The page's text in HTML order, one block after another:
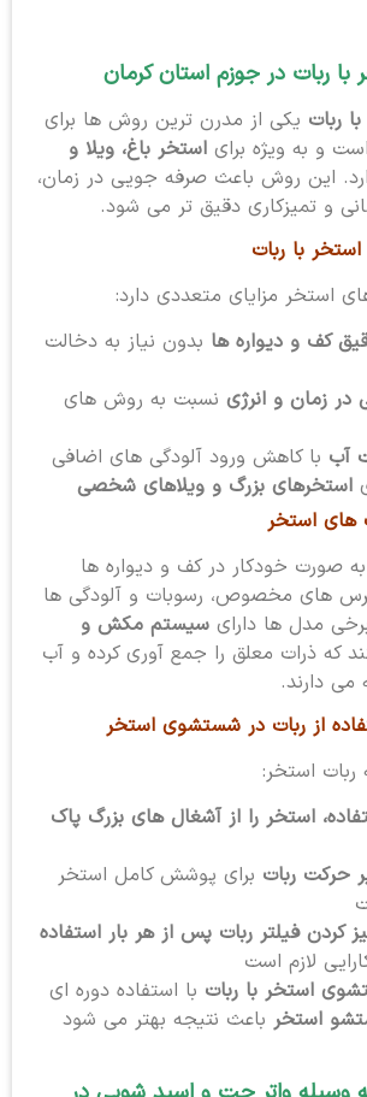
ربات در جوزم استان کرمان
رباتیکی از مدرن ترین روش ها برای
و به ویژه برای استخر باغ، ویلا و
این روش باعث صرفه جویی در زمان،
و تمیزکاری دقیق تر می شود.
با ربات
استخر مزایای متعددی دارد:
کف و دیواره هابدون نیاز به دخالت
زمان و انرژینسبت به روش های
آببا کاهش ورود آلودگی های اضافی
استخرهای بزرگ و ویلاهای شخصی
های استخر
صورت خودکار در کف و دیواره ها
های مخصوص، رسوبات و آلودگی ها
مدل ها دارای سیستم مکش و
که ذرات معلق را جمع آوری کرده و آب
می دارند.
از ربات در شستشوی استخر
ربات استخر:
استخر را از آشغال های بزرگ پاک
حرکت رباتبرای پوشش کامل استخر
کردن فیلتر ربات پس از هر بار استفاده
لازم است
استخر با رباتبا استفاده دوره ای
استخرباعث نتیجه بهتر می شود